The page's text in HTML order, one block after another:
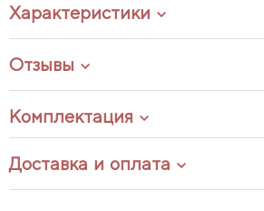
Характеристики
Отзывы
Комплектация
Доставка и оплата